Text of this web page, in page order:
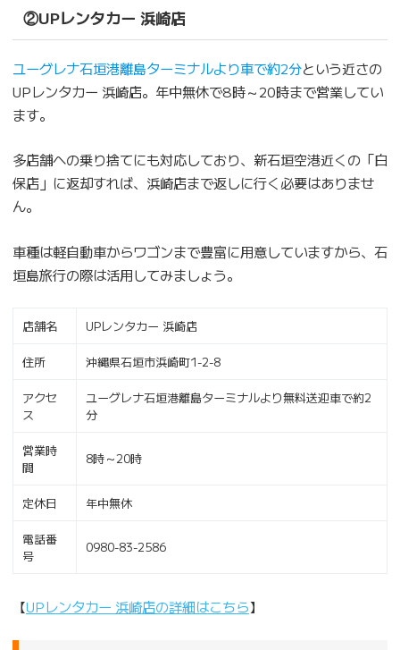
②UPレンタカー 浜崎店
ユーグレナ石垣港離島ターミナルより車で約2分という近さの
UPレンタカー 浜崎店。年中無休で8時～20時まで営業してい
ます。
多店舗への乗り捨てにも対応しており、新石垣空港近くの「白
保店」に返却すれば、浜崎店まで返しに行く必要はありませ
ん。
車種は軽自動車からワゴンまで豊富に用意していますから、石
垣島旅行の際は活用してみましょう。
店舗名 UPレンタカー 浜崎店
住所 沖縄県石垣市浜崎町1-2-8
アクセ
ス
ユーグレナ石垣港離島ターミナルより無料送迎車で約2
分
営業時
間
8時～20時
定休日 年中無休
電話番
号
0980-83-2586
【UPレンタカー 浜崎店の詳細はこちら】